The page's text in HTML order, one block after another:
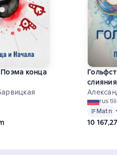
конца
рейтинг 5 на основе 28 оценок
слияния
rus
Matn
10